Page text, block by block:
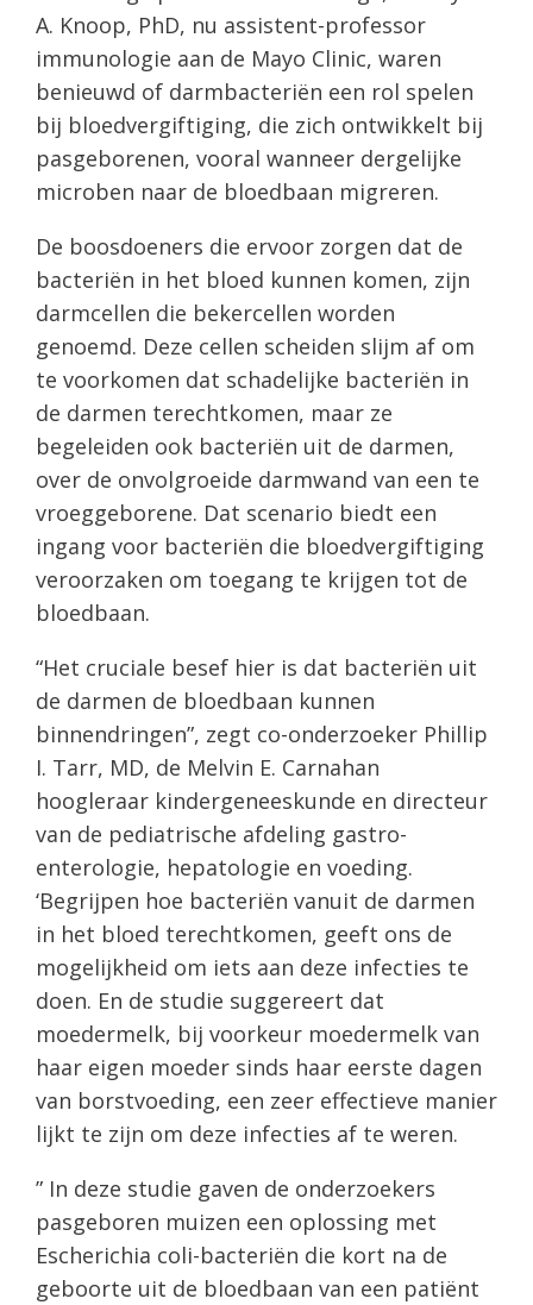
A. Knoop, PhD, nu assistent-professor
immunologie aan de Mayo Clinic, waren
benieuwd of darmbacteriën een rol spelen
bij bloedvergiftiging, die zich ontwikkelt bij
pasgeborenen, vooral wanneer dergelijke
microben naar de bloedbaan migreren.
De boosdoeners die ervoor zorgen dat de
bacteriën in het bloed kunnen komen, zijn
darmcellen die bekercellen worden
genoemd. Deze cellen scheiden slijm af om
te voorkomen dat schadelijke bacteriën in
de darmen terechtkomen, maar ze
begeleiden ook bacteriën uit de darmen,
over de onvolgroeide darmwand van een te
vroeggeborene. Dat scenario biedt een
ingang voor bacteriën die bloedvergiftiging
veroorzaken om toegang te krijgen tot de
bloedbaan.
“Het cruciale besef hier is dat bacteriën uit
de darmen de bloedbaan kunnen
binnendringen”, zegt co-onderzoeker Phillip
I. Tarr, MD, de Melvin E. Carnahan
hoogleraar kindergeneeskunde en directeur
van de pediatrische afdeling gastro-
enterologie, hepatologie en voeding.
‘Begrijpen hoe bacteriën vanuit de darmen
in het bloed terechtkomen, geeft ons de
mogelijkheid om iets aan deze infecties te
doen. En de studie suggereert dat
moedermelk, bij voorkeur moedermelk van
haar eigen moeder sinds haar eerste dagen
van borstvoeding, een zeer effectieve manier
lijkt te zijn om deze infecties af te weren.
” In deze studie gaven de onderzoekers
pasgeboren muizen een oplossing met
Escherichia coli-bacteriën die kort na de
geboorte uit de bloedbaan van een patiënt